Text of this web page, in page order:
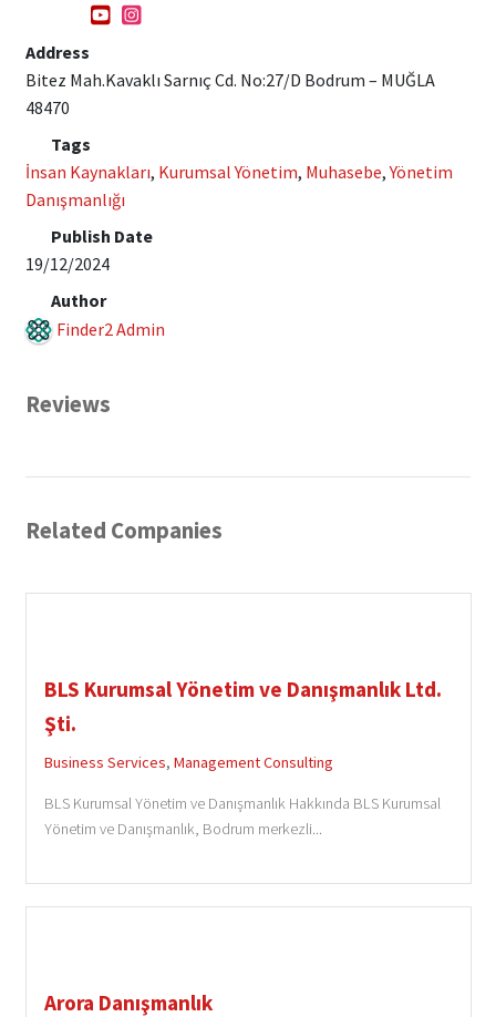
Address
Bitez Mah.Kavaklı Sarnıç Cd. No:27/D Bodrum – MUĞLA
48470
Tags
İnsan Kaynakları, Kurumsal Yönetim, Muhasebe,Yönetim
Danışmanlığı
Publish Date
19/12/2024
Author
Finder2 Admin
Reviews
Related Companies
BLS Kurumsal Yönetim ve Danışmanlık Ltd.
Şti.
Business Services, Management Consulting
BLS Kurumsal Yönetim ve Danışmanlık Hakkında BLS Kurumsal
Yönetim ve Danışmanlık, Bodrum merkezli...
Arora Danışmanlık